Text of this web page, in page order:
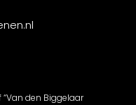
den Biggelaar